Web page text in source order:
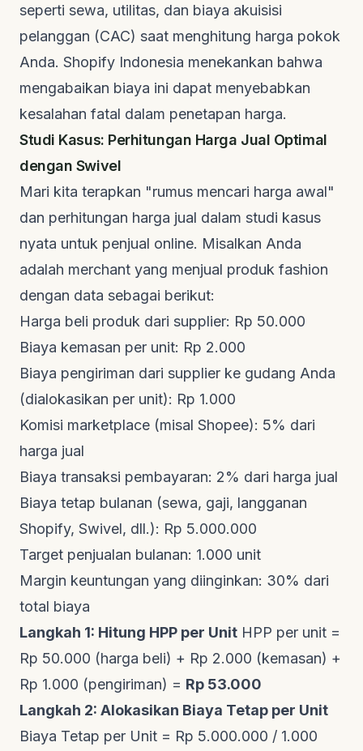
seperti sewa, utilitas, dan biaya akuisisi
pelanggan (CAC) saat menghitung harga pokok
Anda. Shopify Indonesia menekankan bahwa
mengabaikan biaya ini dapat menyebabkan
kesalahan fatal dalam penetapan harga.
Studi Kasus: Perhitungan Harga Jual Optimal
dengan Swivel
Mari kita terapkan "rumus mencari harga awal"
dan perhitungan harga jual dalam studi kasus
nyata untuk penjual online. Misalkan Anda
adalah merchant yang menjual produk fashion
dengan data sebagai berikut:
Harga beli produk dari supplier: Rp 50.000
Biaya kemasan per unit: Rp 2.000
Biaya pengiriman dari supplier ke gudang Anda
(dialokasikan per unit): Rp 1.000
Komisi marketplace (misal Shopee): 5% dari
harga jual
Biaya transaksi pembayaran: 2% dari harga jual
Biaya tetap bulanan (sewa, gaji, langganan
Shopify, Swivel, dll.): Rp 5.000.000
Target penjualan bulanan: 1.000 unit
Margin keuntungan yang diinginkan: 30% dari
total biaya
Langkah 1: Hitung HPP per Unit HPP per unit =
Rp 50.000 (harga beli) + Rp 2.000 (kemasan) +
Rp 1.000 (pengiriman) = Rp 53.000
Langkah 2: Alokasikan Biaya Tetap per Unit
Biaya Tetap per Unit = Rp 5.000.000 / 1.000